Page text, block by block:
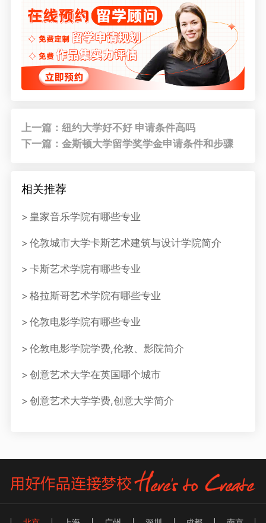
上一篇：纽约大学好不好 申请条件高吗
下一篇：金斯顿大学留学奖学金申请条件和步骤
相关推荐
皇家音乐学院有哪些专业
伦敦城市大学卡斯艺术建筑与设计学院简介
卡斯艺术学院有哪些专业
格拉斯哥艺术学院有哪些专业
伦敦电影学院有哪些专业
伦敦电影学院学费,伦敦、影院简介
创意艺术大学在英国哪个城市
创意艺术大学学费,创意大学简介